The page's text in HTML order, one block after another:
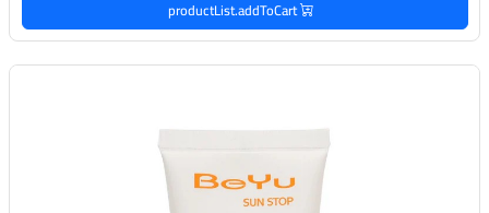
productList.addToCart